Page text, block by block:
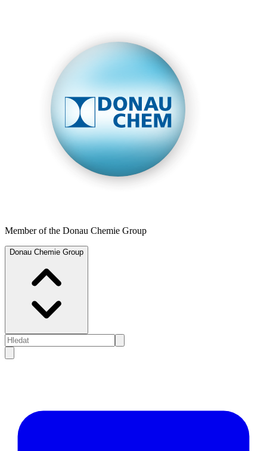
Member of the Donau Chemie Group
Donau Chemie Group